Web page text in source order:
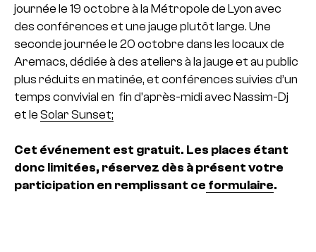
journée le 19 octobre à la Métropole de Lyon avec
des conférences et une jauge plutôt large. Une
seconde journée le 20 octobre dans les locaux de
Aremacs, dédiée à des ateliers à la jauge et au public
plus réduits en matinée, et conférences suivies d’un
temps convivial en fin d’après-midi avec Nassim-Dj
et le Solar Sunset;
Cet événement est gratuit. Les places étant
donc limitées, réservez dès à présent votre
participation en remplissant ce formulaire.